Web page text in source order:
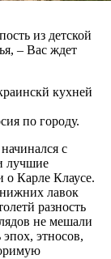
из детской
– Вас ждет
кухней
по городу.
с
лучшие
о Карле Клаусе.
лавок
разность
не мешали
этносов,